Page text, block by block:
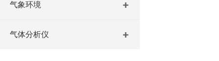
气象环境
气体分析仪